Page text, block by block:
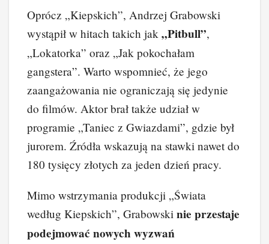
Oprócz „Kiepskich”, Andrzej Grabowski
wystąpił w hitach takich jak „Pitbull”,
„Lokatorka” oraz „Jak pokochałam
gangstera”. Warto wspomnieć, że jego
zaangażowania nie ograniczają się jedynie
do filmów. Aktor brał także udział w
programie „Taniec z Gwiazdami”, gdzie był
jurorem. Źródła wskazują na stawki nawet do
180 tysięcy złotych za jeden dzień pracy.
Mimo wstrzymania produkcji „Świata
według Kiepskich”, Grabowski nie przestaje
podejmować nowych wyzwań